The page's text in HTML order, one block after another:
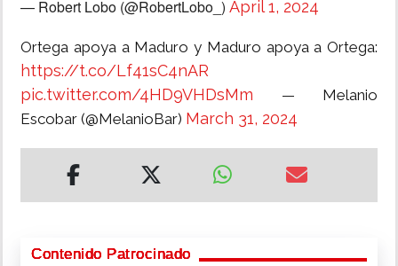
— Robert Lobo (@RobertLobo_) April 1, 2024
Ortega apoya a Maduro y Maduro apoya a Ortega:
https://t.co/Lf41sC4nAR
pic.twitter.com/4HD9VHDsMm — Melanio
Escobar (@MelanioBar) March 31, 2024
Contenido Patrocinado